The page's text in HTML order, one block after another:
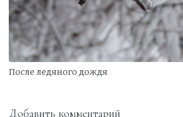
После ледяного дождя
Добавить комментарий